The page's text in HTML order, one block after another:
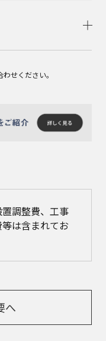
せください。
調整費、工事
は含まれてお
へ